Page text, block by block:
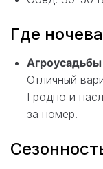
Где
Агроусадьбы
Отличный
Гродно и
за номер.